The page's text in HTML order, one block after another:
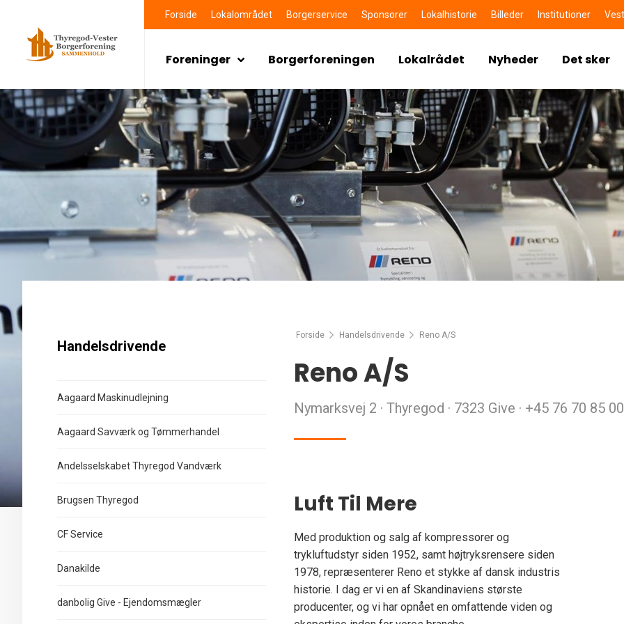
Forside Lokalområdet Borgerservice Sponsorer Lokalhistorie Billeder Institutioner
Foreninger Borgerforeningen Lokalrådet Nyheder Det sker
Forside Handelsdrivende Reno A/S
Reno A/S
Nymarksvej 2 · Thyregod · 7323 Give · +45 76 70 85
Luft Til Mere
Med produktion og salg af kompressorer og
trykluftudstyr siden 1952, samt højtryksrensere siden
1978, repræsenterer Reno et stykke af dansk industris
historie. I dag er vi en af Skandinaviens største
producenter, og vi har opnået en omfattende viden og
Handelsdrivende
Aagaard Maskinudlejning
Aagaard Savværk og Tømmerhandel
Andelsselskabet Thyregod Vandværk
Brugsen Thyregod
CF Service
Danakilde
danbolig Give - Ejendomsmægler